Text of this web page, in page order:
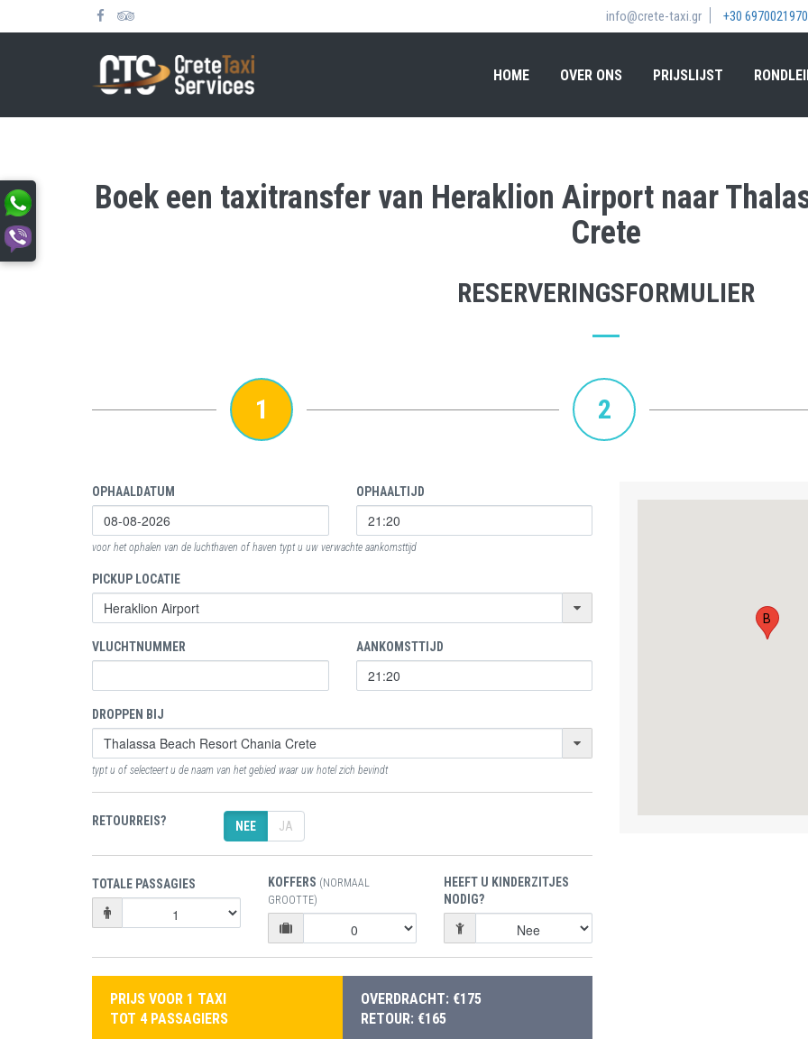
info@crete-taxi.gr +30 6970021970
HOME OVER ONS PRIJSLIJST
Boek een taxitransfer van Heraklion Airport naar
Crete
RESERVERINGSFORMULIER
1 2
OPHAALDATUM OPHAALTIJD
voor het ophalen van de luchthaven of haven typt u uw verwachte aankomsttijd
PICKUP LOCATIE
VLUCHTNUMMER AANKOMSTTIJD
DROPPEN BIJ
typt u of selecteert u de naam van het gebied waar uw hotel zich bevindt
RETOURREIS? NEE JA
TOTALE PASSAGIES KOFFERS (NORMAAL
GROOTTE)
HEEFT U KINDERZITJES
NODIG?
PRIJS VOOR 1 TAXI
TOT 4 PASSAGIERS
OVERDRACHT: €175
RETOUR: €165
B